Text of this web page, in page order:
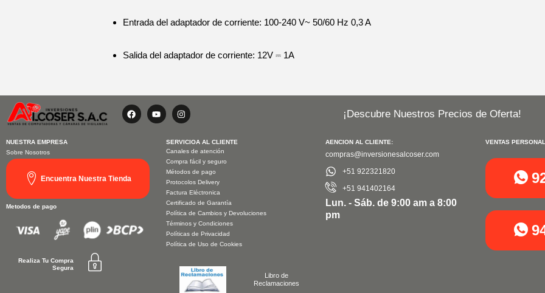
Entrada del adaptador de corriente: 100-240 V~ 50/60 Hz 0,3 A
Salida del adaptador de corriente: 12V ⎓ 1A
F
a
c
o
Y
o
u
I
n
s
a
g
r
a
m
¡Descubre Nuestros Precios de Oferta!
NUESTRA EMPRESA
Sobre Nosotros
Encuentra Nuestra Tienda
Metodos de pago
Realiza Tu Compra
Segura
SERVICIOA AL CLIENTE
Canales de atención
Compra fácil y seguro
Métodos de pago
Protocolos Delivery
Factura Eléctronica
Certificado de Garantía
Política de Cambios y Devoluciones
Términos y Condiciones
Políticas de Privacidad
Política de Uso de Cookies
Libro de
Reclamaciones
AENCION AL CLIENTE:
compras@inversionesalcoser.com
+51 922321820
+51 941402164
Lun. - Sáb. de 9:00 am a 8:00
pm
VENTAS